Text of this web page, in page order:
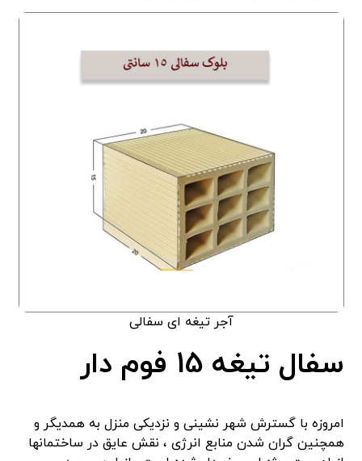
آجر تیغه ای سفالی
سفال تیغه 15 فوم دار
امروزه با گسترش شهر نشینی و نزدیکی منزل به همدیگر و
همچنین گران شدن منابع انرژی ، نقش عایق در ساختمانها